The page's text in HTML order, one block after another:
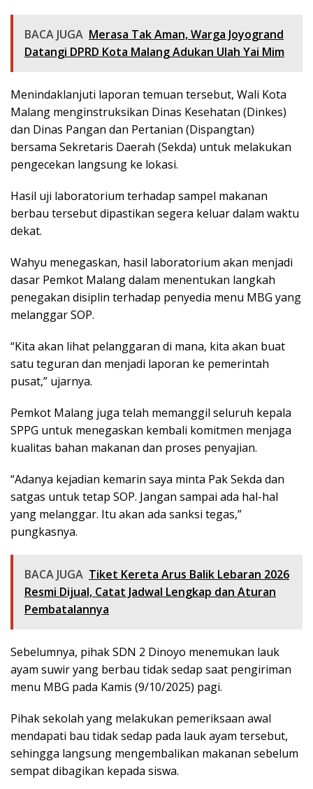
BACA JUGA Merasa Tak Aman, Warga Joyogrand
Datangi DPRD Kota Malang Adukan Ulah Yai Mim
Menindaklanjuti laporan temuan tersebut, Wali Kota
Malang menginstruksikan Dinas Kesehatan (Dinkes)
dan Dinas Pangan dan Pertanian (Dispangtan)
bersama Sekretaris Daerah (Sekda) untuk melakukan
pengecekan langsung ke lokasi.
Hasil uji laboratorium terhadap sampel makanan
berbau tersebut dipastikan segera keluar dalam waktu
dekat.
Wahyu menegaskan, hasil laboratorium akan menjadi
dasar Pemkot Malang dalam menentukan langkah
penegakan disiplin terhadap penyedia menu MBG yang
melanggar SOP.
“Kita akan lihat pelanggaran di mana, kita akan buat
satu teguran dan menjadi laporan ke pemerintah
pusat,” ujarnya.
Pemkot Malang juga telah memanggil seluruh kepala
SPPG untuk menegaskan kembali komitmen menjaga
kualitas bahan makanan dan proses penyajian.
“Adanya kejadian kemarin saya minta Pak Sekda dan
satgas untuk tetap SOP. Jangan sampai ada hal-hal
yang melanggar. Itu akan ada sanksi tegas,”
pungkasnya.
BACA JUGA Tiket Kereta Arus Balik Lebaran 2026
Resmi Dijual, Catat Jadwal Lengkap dan Aturan
Pembatalannya
Sebelumnya, pihak SDN 2 Dinoyo menemukan lauk
ayam suwir yang berbau tidak sedap saat pengiriman
menu MBG pada Kamis (9/10/2025) pagi.
Pihak sekolah yang melakukan pemeriksaan awal
mendapati bau tidak sedap pada lauk ayam tersebut,
sehingga langsung mengembalikan makanan sebelum
sempat dibagikan kepada siswa.